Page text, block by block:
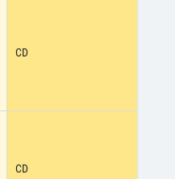
CD
CD